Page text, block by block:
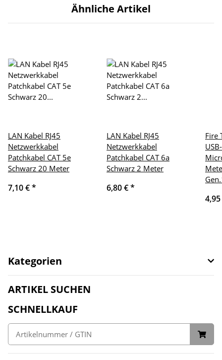
Ähnliche Artikel
LAN Kabel RJ45
Netzwerkkabel
Patchkabel CAT 5e
Schwarz 20 Meter
7,10 €*
LAN Kabel RJ45
Netzwerkkabel
Patchkabel CAT 6a
Schwarz 2 Meter
6,80 €*
Fire
Kategorien
ARTIKEL SUCHEN
SCHNELLKAUF